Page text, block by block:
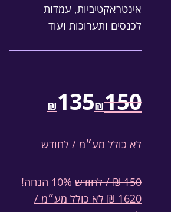
אינטראקטיביות, עמדות
לכנסים ותערוכות ועוד
150
₪
135
₪
לא כולל מע״מ / לחודש
150 ₪ / לחודש
1620 ₪ לא כולל מע״מ /